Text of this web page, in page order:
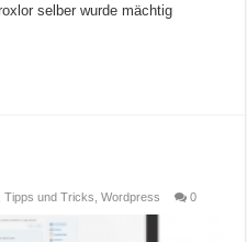
selber wurde mächtig
,Tipps und Tricks ,Wordpress 0